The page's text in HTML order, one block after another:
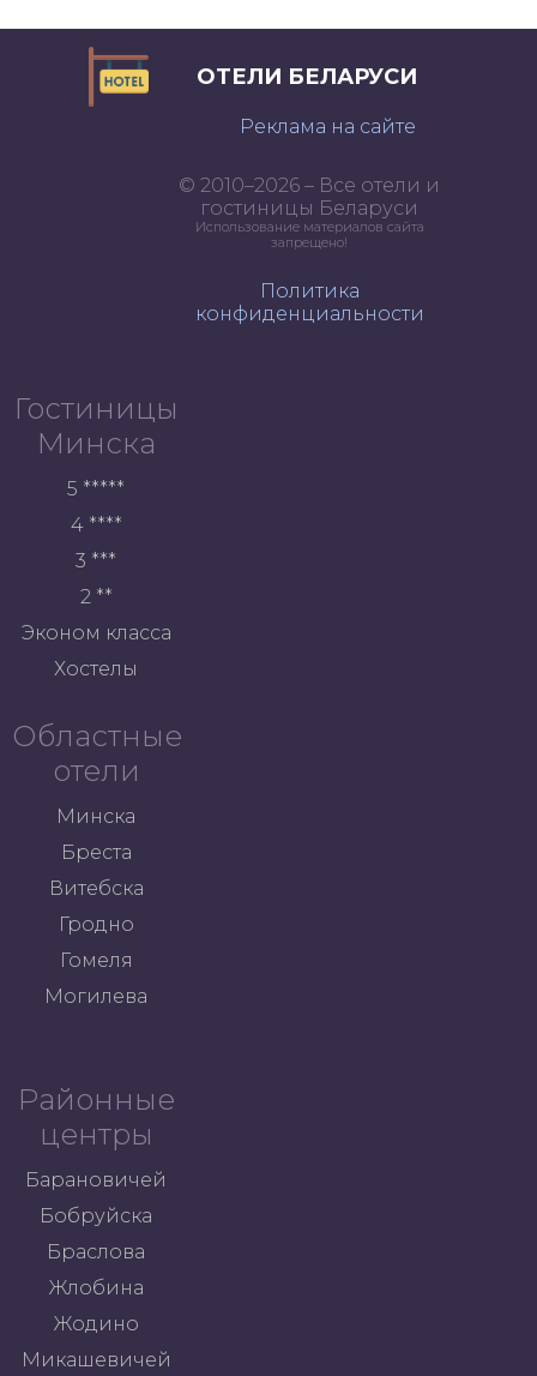
ОТЕЛИ БЕЛАРУСИ
Реклама на сайте
© 2010–2026 – Все отели и
гостиницы Беларуси
Использование материалов сайта
запрещено!
Политика
конфиденциальности
Гостиницы
Минска
5 *****
4 ****
3 ***
2 **
Эконом класса
Хостелы
Областные
отели
Минска
Бреста
Витебска
Гродно
Гомеля
Могилева
Районные
центры
Барановичей
Бобруйска
Браслова
Жлобина
Жодино
Микашевичей